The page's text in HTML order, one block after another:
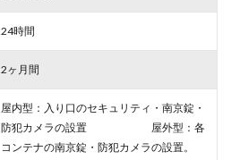
24時間
2ヶ月間
屋内型：入り口のセキュリティ・南京錠・
防犯カメラの設置 屋外型：各
コンテナの南京錠・防犯カメラの設置。